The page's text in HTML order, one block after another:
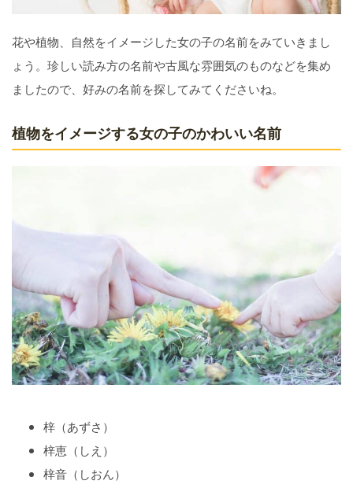
花や植物、自然をイメージした女の子の名前をみていきまし
ょう。珍しい読み方の名前や古風な雰囲気のものなどを集め
ましたので、好みの名前を探してみてくださいね。
植物をイメージする女の子のかわいい名前
梓（あずさ）
梓恵（しえ）
梓音（しおん）